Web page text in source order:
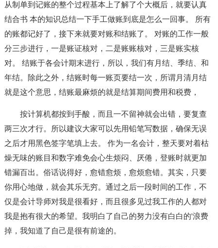
从制单到记账的整个过程基本上了解了个大概后，就要认真
结合书 本的知识总结一下手工做账到底是怎么一回事。 所有
的账都记好了，接下来就要对账和结账了。 对账的工作一般
分三步进行，一是账证核对，二是账账核对，三是账实核
对。 结账于各会计期末进行，所以，我们有月结、季结、和
年结。除此之外，结账时每一账页要结一次，所谓月清月结
就是这个意思，结账最麻烦的就是结算期间费用和税费，
按计算机都按到手酸，而且一不留神就会出错，要复查
两三次才行。所以建议大家可以先用铅笔写数据，确保无误
之后才用黑色签字笔填上去。 作为一名会计，整天要对着枯
燥无味的账目和数字难免会心生烦闷、厌倦，登账时就更加
错漏百出。俗话说得好，愈错愈烦，愈烦愈错。其实，只要
你用心地做，就会其乐无穷。通过之后一段时间的工作，不
仅是会计导师对我是很看好，而且很多见过我工作的人都对
我是抱有很大的希望。我明白了自己的努力没有白白的'浪费
掉，我知道了自己是很有前途的。